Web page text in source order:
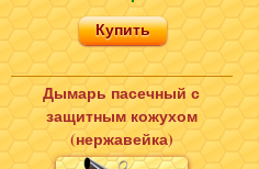
Дымарь пасечный с
защитным кожухом
(нержавейка)